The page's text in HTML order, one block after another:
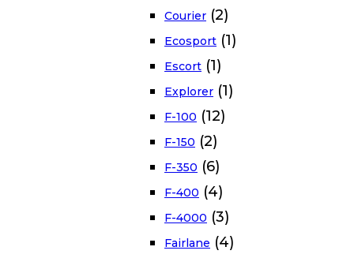
Courier (2)
Ecosport (1)
Escort (1)
Explorer (1)
F-100 (12)
F-150 (2)
F-350 (6)
F-400 (4)
F-4000 (3)
Fairlane (4)